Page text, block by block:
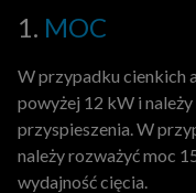
1. MOC
W przypadku cienkich
powyżej 12 kW i
przyspieszenia. W
należy rozważyć moc
wydajność cięcia.